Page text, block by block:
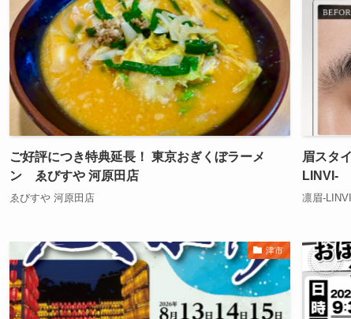
ご好評につき特典延長！ 東京おぎくぼラーメ
ン ゑびすや 河原田店
ゑびすや 河原田店
眉スタ
LINVI-
凛眉-
津市